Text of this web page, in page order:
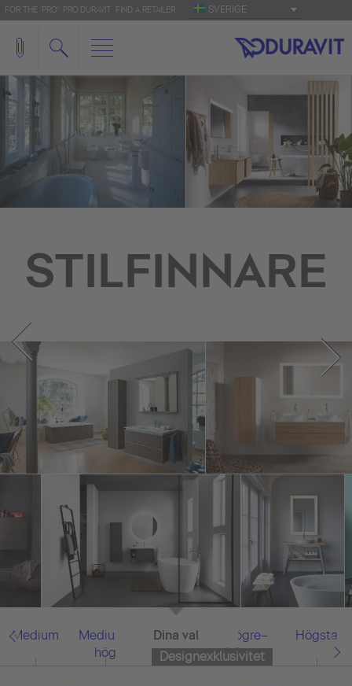
FOR THE 'PRO': PRO.DURAVIT FIND A RETAILER SVERIGE
STILFINNARE
Medium
Medium–
hög
Allt
Högre–
högsta
Högsta
Designexklusivitet
Dina val